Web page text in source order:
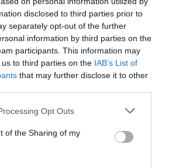
disclosed to third parties prior to
separately opt-out of the further
information by third parties on the
participants. This information may
to third parties on the IAB’s List of
that may further disclose it to other
Opt Outs
of the Sharing of my
et mer Rouge : l’Égypte mise sur
malgré le contexte géopolitique
l'article :
City : Air France ouvre un pont
unis